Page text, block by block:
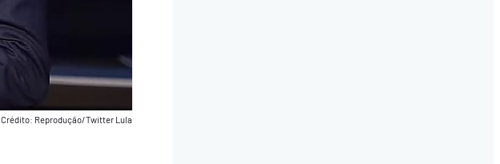
Crédito: Reprodução/Twitter Lula